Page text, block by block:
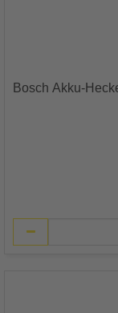
Bosch Akku-